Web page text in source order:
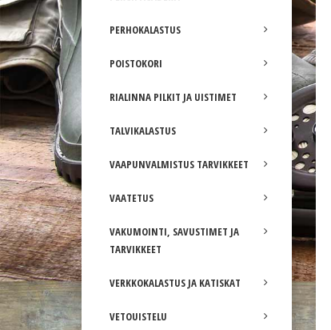
PERHOKALASTUS
POISTOKORI
RIALINNA PILKIT JA UISTIMET
TALVIKALASTUS
VAAPUNVALMISTUS TARVIKKEET
VAATETUS
VAKUMOINTI, SAVUSTIMET JA
TARVIKKEET
VERKKOKALASTUS JA KATISKAT
VETOUISTELU